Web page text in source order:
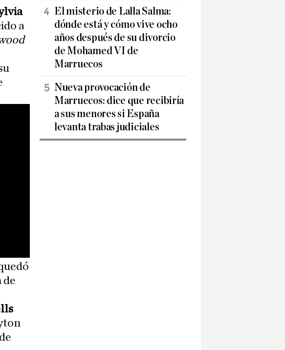
a
de
El misterio de Lalla Salma:
dónde está y cómo vive ocho
años después de su divorcio
de Mohamed VI de
Marruecos
Nueva provocación de
Marruecos: dice que recibiría
a sus menores si España
levanta trabas judiciales